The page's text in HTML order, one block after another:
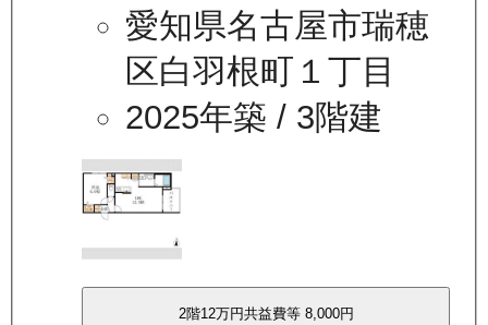
愛知県名古屋市瑞穂
区白羽根町１丁目
2025年築 / 3階建
2階12万円共益費等 8,000円